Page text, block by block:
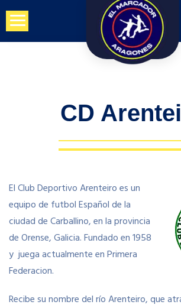
Saltar
contenido
CD
El Club Deportivo Arenteiro es un
equipo de futbol Español de la
ciudad de Carballino, en la provincia
de Orense, Galicia. Fundado en 1958
y juega actualmente en Primera
Federacion.
Recibe su nombre del río Arenteiro, que